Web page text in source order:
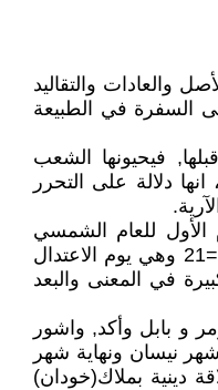
والعادات والتقاليد
السفرة في الطبيعة
فيحيونها الشعب
دلالة على التحرر
الأول للعام الشمسي
الايزيدي(الكُردي) واليوم الثامن لشهر آذار من التقويم الشمسي(البابلي ـ الايزيدي) ولو أضفنا الفارق بين التقويمين الإيزيدي والميلادي(13) يوما لأصبح (8+13)=21 وهي يوم الاعتدال
في المعنى والبعد
و بابل وأكد, واشور
نيسان ونهاية شهر
دينية بملاك(خودان)